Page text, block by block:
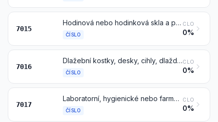
7015
Hodinová nebo hodinková skla a podobná skla, skla pro korekční i nekorekční brýle, vypouklá, ohýbaná, dutá apod., opticky neopracovaná; duté skleněné koule a jejich segmenty (kulové úseče) k výrobě těchto skel
ČÍSLO
CLO
0%
7016
Dlažební kostky, desky, cihly, dlaždice, obkládačky a ostatní výrobky z lisovaného skla, též s drátěnou vložkou, používané pro stavební nebo konstrukční účely; skleněné kostky a ostatní skleněné drobné zboží, též na podložce, pro mozaiky nebo podobné dekorativní účely; skleněné vitráže a podobné výrobky; pěnové sklo v blocích, tabulích, deskách, skořepinách nebo podobných tvarech
ČÍSLO
CLO
0%
7017
Laboratorní, hygienické nebo farmaceutické skleněné zboží, též opatřené stupnicemi nebo kalibrované
ČÍSLO
CLO
0%